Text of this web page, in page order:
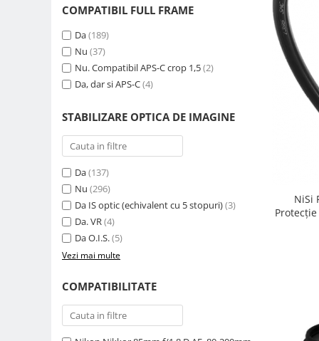
Genti Holster TopLoader
Genti, Troller Video
Rucsacuri Foto
Tocuri si huse protectie aparate
Hamuri si Centuri foto
Curele Aparat - Umar
Genti Laptop si iPad
Hand Strap / Grip
Accesorii genti si trollere
Video / Camere si accesorii
Camere video profesionale
Camere Video Cinematice
COMPATIBIL FULL FRAME
Da(189)
Nu (37)
Nu. Compatibil APS-C crop 1,5(2)
Da, dar si APS-C(4)
STABILIZARE OPTICA DE IMAGINE
Da(137)
Nu (296)
Da IS optic (echivalent cu 5 stopuri)(3)
Da. VR(4)
Da O.I.S.(5)
Vezi mai multe
COMPATIBILITATE
NiSi